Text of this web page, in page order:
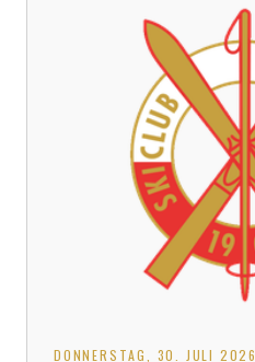
DONNERSTAG, 30. JULI 2026